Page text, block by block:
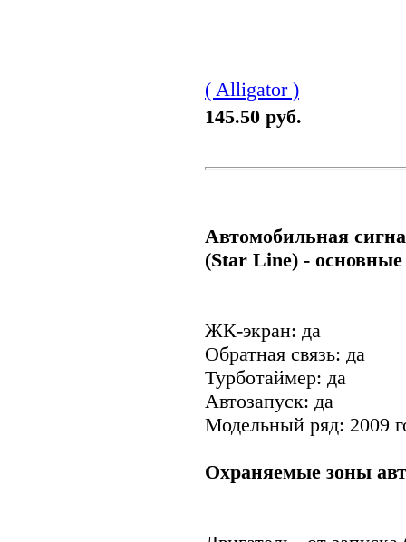
( Alligator )
145.50 руб.
Автомобильная
(Star Line) -
ЖК-экран: да
Обратная связь: да
Турботаймер: да
Автозапуск: да
Модельный ряд: 2009
Охраняемые зоны